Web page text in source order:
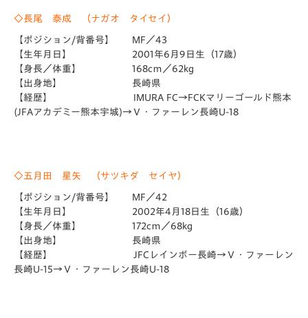
◇長尾 泰成 （ナガオ タイセイ）
【ポジション/背番号】 MF／43
【生年月日】 2001年6月9日生（17歳）
【身長／体重】 168cｍ／62kg
【出身地】 長崎県
【経歴】 IMURA FC→FCKマリーゴールド熊本
(JFAアカデミー熊本宇城)→Ｖ・ファーレン長崎U-18
◇五月田 星矢 （サツキダ セイヤ）
【ポジション/背番号】 MF／42
【生年月日】 2002年4月18日生（16歳）
【身長／体重】 172cｍ／68kg
【出身地】 長崎県
【経歴】 JFCレインボー長崎→Ｖ・ファーレン
長崎U-15→Ｖ・ファーレン長崎U-18